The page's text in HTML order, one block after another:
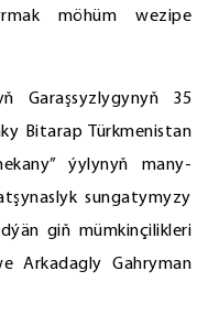
möhüm wezipe
Garaşsyzlygynyň 35
Bitarap Türkmenistan
ýylynyň many-
sungatymyzy
giň mümkinçilikleri
Arkadagly Gahryman